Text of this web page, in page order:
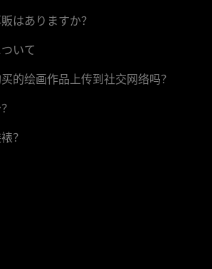
はありますか？
いて
的绘画作品上传到社交网络吗？
？